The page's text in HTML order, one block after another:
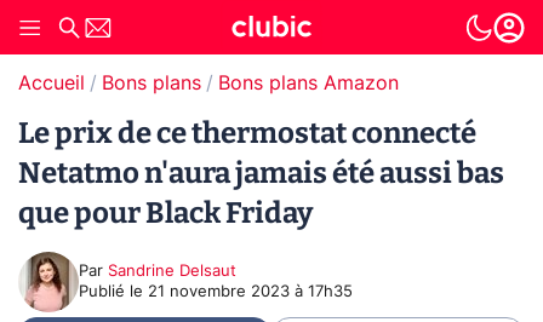
Accueil Bons plans Bons plans Amazon
Le prix de ce thermostat connecté
Netatmo n'aura jamais été aussi bas
que pour Black Friday
Par Sandrine Delsaut
Publié le 21 novembre 2023 à 17h35